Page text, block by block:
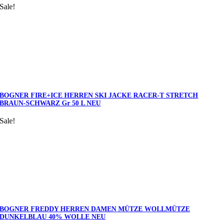
Sale!
BOGNER FIRE+ICE HERREN SKI JACKE RACER-T STRETCH
BRAUN-SCHWARZ Gr 50 L NEU
Sale!
BOGNER FREDDY HERREN DAMEN MÜTZE WOLLMÜTZE
DUNKELBLAU 40% WOLLE NEU